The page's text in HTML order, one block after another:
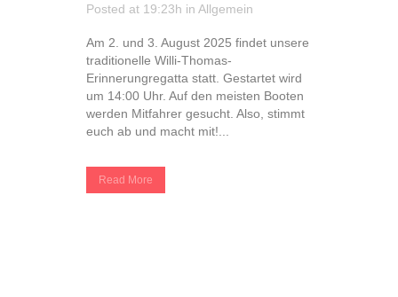
Posted at 19:23h in Allgemein
Am 2. und 3. August 2025 findet unsere
traditionelle Willi-Thomas-
Erinnerungregatta statt. Gestartet wird
um 14:00 Uhr. Auf den meisten Booten
werden Mitfahrer gesucht. Also, stimmt
euch ab und macht mit!...
Read More